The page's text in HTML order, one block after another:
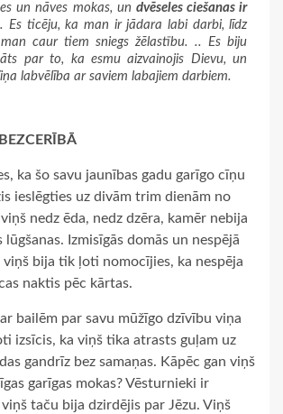
un nāves mokas, un dvēseles ciešanas ir
Es ticēju, ka man ir jādara labi darbi, līdz
caur tiem sniegs žēlastību. .. Es biju
par to, ka esmu aizvainojis Dievu, un
labvēlība ar saviem labajiem darbiem.
ka šo savu jaunības gadu garīgo cīņu
ieslēgties uz divām trim dienām no
nedz ēda, nedz dzēra, kamēr nebija
lūgšanas. Izmisīgās domās un nespējā
bija tik ļoti nomocījies, ka nespēja
naktis pēc kārtas.
bailēm par savu mūžīgo dzīvību viņa
izsīcis, ka viņš tika atrasts guļam uz
gandrīz bez samaņas. Kāpēc gan viņš
garīgas mokas? Vēsturnieki ir
taču bija dzirdējis par Jēzu. Viņš